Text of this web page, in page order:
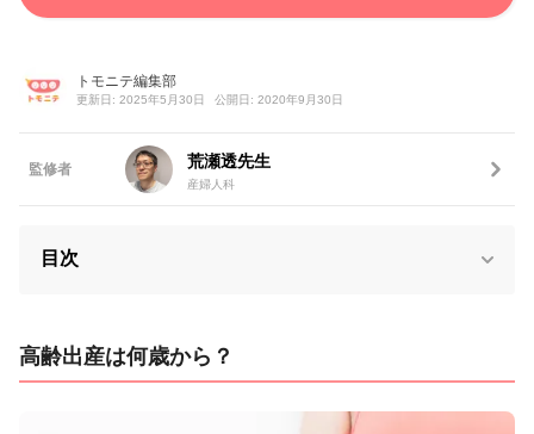
トモニテ編集部
更新日: 2025年5月30日 公開日: 2020年9月30日
監修者 荒瀬透先生
産婦人科
目次
高齢出産は何歳から？